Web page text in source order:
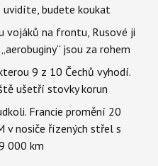
budete koukat
vojáků na frontu, Rusové ji
jsou za rohem
9 z 10 Čechů vyhodí.
ušetří stovky korun
Francie promění 20
v nosiče řízených střel s
000 km